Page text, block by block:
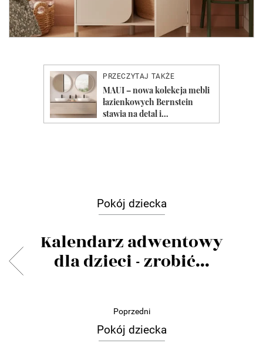
Pokój dziecka
Kalendarz adwentowy
dla dzieci - zrobić...
Poprzedni
Pokój dziecka